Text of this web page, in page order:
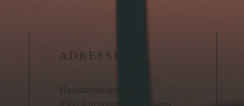
ADRESSE
Hausmanningerstraße 4